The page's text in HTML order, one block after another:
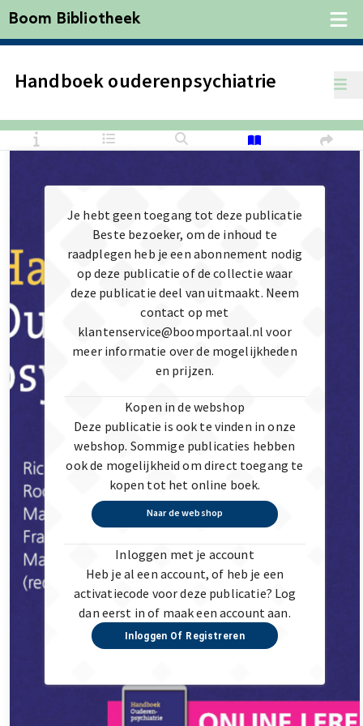
Boom Bibliotheek
Handboek ouderenpsychiatrie
Je hebt geen toegang tot deze publicatie
Beste bezoeker, om de inhoud te
raadplegen heb je een abonnement nodig
op deze publicatie of de collectie waar
deze publicatie deel van uitmaakt. Neem
contact op met
klantenservice@boomportaal.nl voor
meer informatie over de mogelijkheden
en prijzen.
Kopen in de webshop
Deze publicatie is ook te vinden in onze
webshop. Sommige publicaties hebben
ook de mogelijkheid om direct toegang te
kopen tot het online boek.
Naar de webshop
Inloggen met je account
Heb je al een account, of heb je een
activatiecode voor deze publicatie? Log
dan eerst in of maak een account aan.
Inloggen Of Registreren